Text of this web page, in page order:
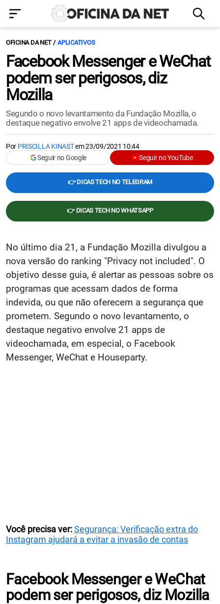
OFICINA DA NET APLICATIVOS
Facebook Messenger e WeChat
podem ser perigosos, diz
Mozilla
Segundo o novo levantamento da Fundação Mozilla, o
destaque negativo envolve 21 apps de videochamada.
Por PRISCILLA KINASTem23/09/2021 10:44
Seguir no Google
Seguir no YouTube
👉 DICAS TECH NO TELEGRAM
👉 DICAS TECH NO WHATSAPP
No último dia 21, a Fundação Mozilla divulgou a
nova versão do ranking "Privacy not included". O
objetivo desse guia, é alertar as pessoas sobre os
programas que acessam dados de forma
indevida, ou que não oferecem a segurança que
prometem. Segundo o novo levantamento, o
destaque negativo envolve 21 apps de
videochamada, em especial, o Facebook
Messenger, WeChat e Houseparty.
Você precisa ver:Segurança: Verificação extra do
Instagram ajudará a evitar a invasão de contas
Facebook Messenger e WeChat
podem ser perigosos, diz Mozilla